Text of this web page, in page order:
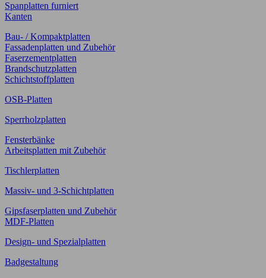
Spanplatten furniert
Kanten
Bau- / Kompaktplatten
Fassadenplatten und Zubehör
Faserzementplatten
Brandschutzplatten
Schichtstoffplatten
OSB-Platten
Sperrholzplatten
Fensterbänke
Arbeitsplatten mit Zubehör
Tischlerplatten
Massiv- und 3-Schichtplatten
Gipsfaserplatten und Zubehör
MDF-Platten
Design- und Spezialplatten
Badgestaltung